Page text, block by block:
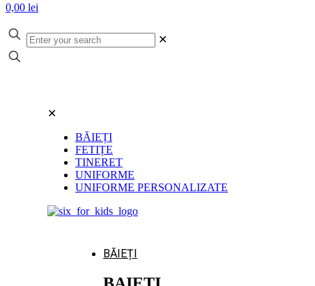
0,00 lei
✕
✕
BĂIEȚI
FETIȚE
TINERET
UNIFORME
UNIFORME PERSONALIZATE
BĂIEȚI